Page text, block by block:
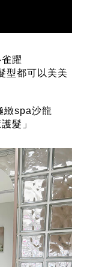
躍
型都可以美美
緻spa沙龍
髮」